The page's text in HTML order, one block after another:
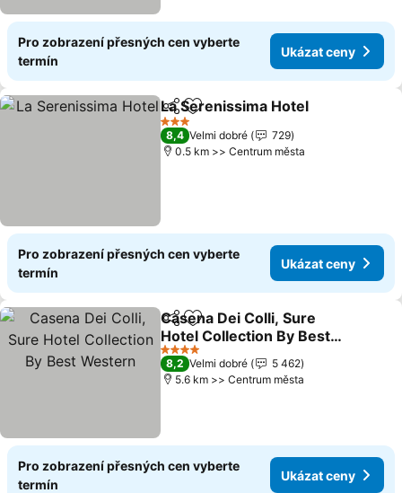
Pro zobrazení přesných cen vyberte
termín
Ukázat ceny
SdíletPřidat na seznam oblíbených
La Serenissima Hotel
3 Počet hvězdiček
8,4 Velmi dobré
729
0.5 km >> Centrum města
Pro zobrazení přesných cen vyberte
termín
Ukázat ceny
SdíletPřidat na seznam oblíbených
Casena Dei Colli, Sure
Hotel Collection By Best
Western
Ukázat ceny
4 Počet hvězdiček
8,2 Velmi dobré
5 462
5.6 km >> Centrum města
Pro zobrazení přesných cen vyberte
termín
Ukázat ceny